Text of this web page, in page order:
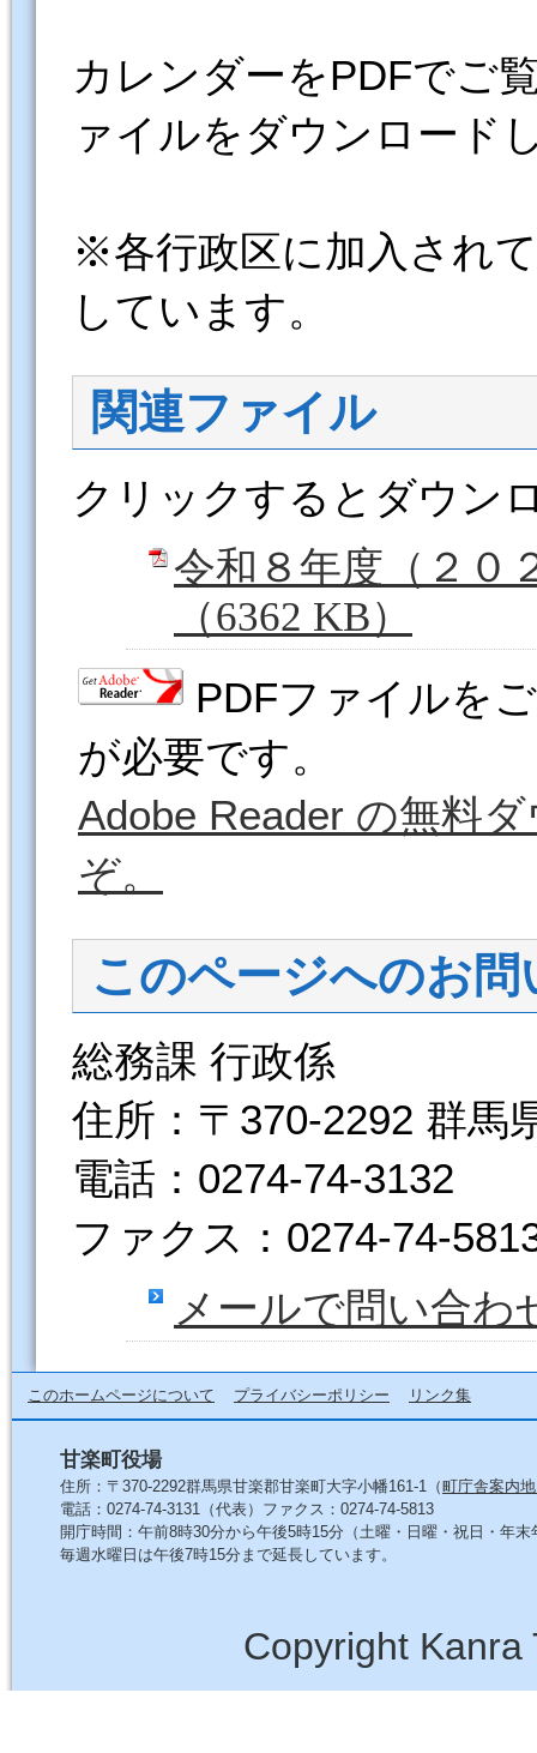
カレンダーをPDFでご
ァイルをダウンロード
※各行政区に加入され
しています。
関連ファイル
クリックするとダウン
令和８年度（２０
（6362 KB）
PDFファイルを
が必要です。
Adobe Reader の無料
ぞ。
このページへのお問
総務課 行政係
住所：〒370-2292 群馬
電話：0274-74-3132
ファクス：0274-74-
メールで問い合わ
このホームページについて プライバシーポリシー リンク集
甘楽町役場
住所：〒370-2292群馬県甘楽郡甘楽町大字小幡161-1（町庁舎案内
電話：0274-74-3131（代表）ファクス：0274-74-5813
開庁時間：午前8時30分から午後5時15分（土曜・日曜・祝日・年末
毎週水曜日は午後7時15分まで延長しています。
Copyright Kanra